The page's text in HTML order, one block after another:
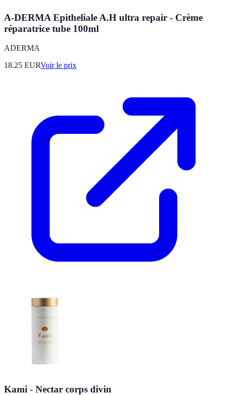
A-DERMA Epitheliale A.H ultra repair - Crème
réparatrice tube 100ml
ADERMA
18.25 EURVoir le prix
Kami - Nectar corps divin